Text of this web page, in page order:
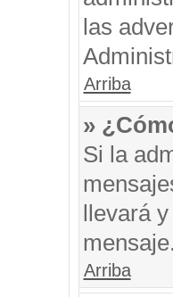
las
Arriba
»
Si la
llevará
mensaje.
Arriba